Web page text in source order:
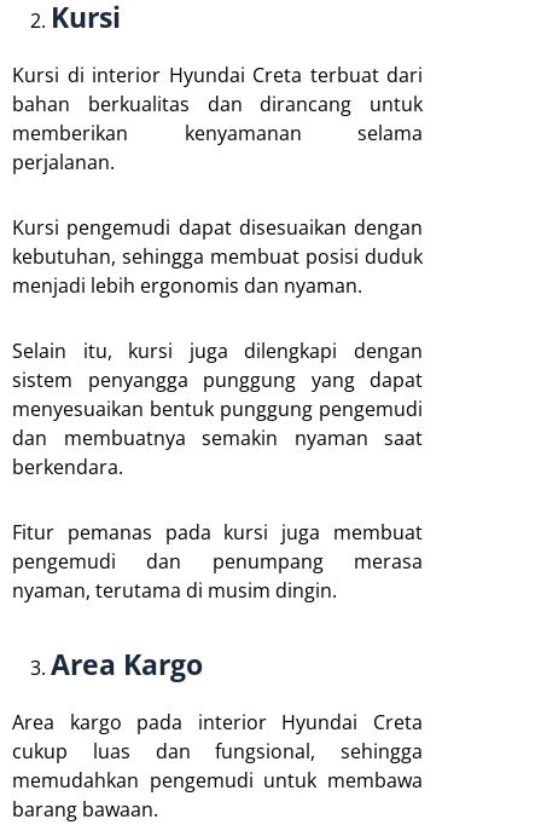
Kursi
Kursi di interior Hyundai Creta terbuat dari
bahan berkualitas dan dirancang untuk
memberikan kenyamanan selama
perjalanan.
Kursi pengemudi dapat disesuaikan dengan
kebutuhan, sehingga membuat posisi duduk
menjadi lebih ergonomis dan nyaman.
Selain itu, kursi juga dilengkapi dengan
sistem penyangga punggung yang dapat
menyesuaikan bentuk punggung pengemudi
dan membuatnya semakin nyaman saat
berkendara.
Fitur pemanas pada kursi juga membuat
pengemudi dan penumpang merasa
nyaman, terutama di musim dingin.
Area Kargo
Area kargo pada interior Hyundai Creta
cukup luas dan fungsional, sehingga
memudahkan pengemudi untuk membawa
barang bawaan.